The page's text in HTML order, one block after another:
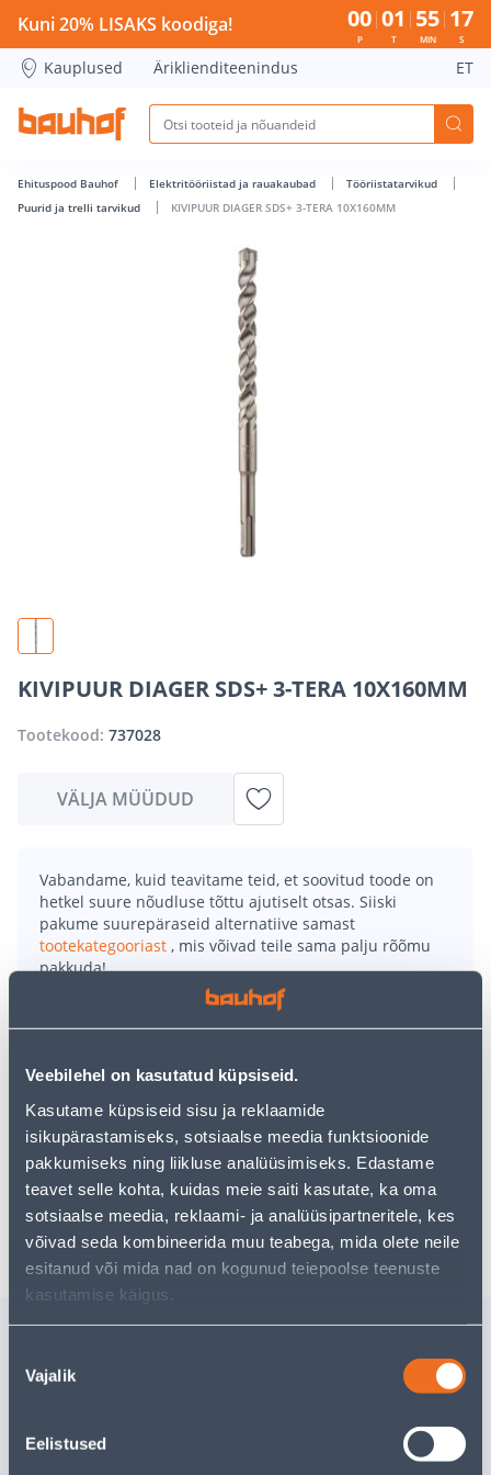
Veebilehel on kasutatud küpsiseid.
Kasutame küpsiseid sisu ja reklaamide
isikupärastamiseks, sotsiaalse meedia funktsioonide
pakkumiseks ning liikluse analüüsimiseks. Edastame
teavet selle kohta, kuidas meie saiti kasutate, ka oma
sotsiaalse meedia, reklaami- ja analüüsipartneritele, kes
võivad seda kombineerida muu teabega, mida olete neile
esitanud või mida nad on kogunud teiepoolse teenuste
kasutamise käigus.
valik
Vajalik
Eelistused
KIVIPUUR DIAGER SDS+ 3-TERA 10X160MM - Bauhof has
Kuni 20% LISAKS koodiga! 00
P
01
T
55
MIN
17
S
Kauplused Äriklienditeenindus ET
Ehituspood Bauhof Elektritööriistad ja rauakaubad
Tööriistatarvikud
Puurid ja trelli tarvikud
KIVIPUUR DIAGER SDS+ 3-TERA 10X160MM
KIVIPUUR DIAGER SDS+ 3-TERA 10X160MM
Tootekood: 737028
VÄLJA MÜÜDUD
Vabandame, kuid teavitame teid, et soovitud toode on
hetkel suure nõudluse tõttu ajutiselt otsas. Siiski
pakume suurepäraseid alternatiive samast
tootekategooriast , mis võivad teile sama palju rõõmu
pakkuda!
Teie ostlemisrõõm ei pea aga siin lõppema - oma
uurimistööd saate jätkata, naastes
kasutades meie võimsat otsingufunktsiooni, et leida
• Kivipuur 10 x 160 mm.
• 14-päevane tagastusõigus.
Tarne pole võimalik
Sarnased tooted
14 .66 €
9.53 €